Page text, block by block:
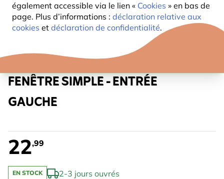
également accessible via le lien « Cookies » en bas de
page. Plus d’informations : déclaration relative aux
cookies et déclaration de confidentialité.
NID ARTIFICIEL HIRONDELLE DE
FENÊTRE SIMPLE - ENTRÉE
GAUCHE
22,99
EN STOCK 2-3 jours ouvrés